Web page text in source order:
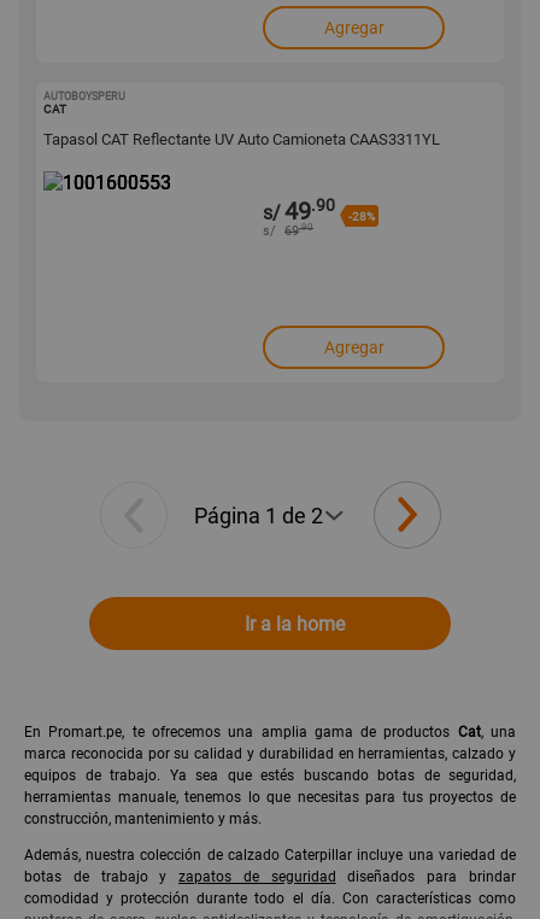
Agregar
AUTOBOYSPERU
CAT
Tapasol CAT Reflectante UV Auto Camioneta CAAS3311YL
s/49.90
-28%
s/ 69.90
Agregar
Ir a la home
En Promart.pe, te ofrecemos una amplia gama de productos Cat, una
marca reconocida por su calidad y durabilidad en herramientas, calzado y
equipos de trabajo. Ya sea que estés buscando botas de seguridad,
herramientas manuale, tenemos lo que necesitas para tus proyectos de
construcción, mantenimiento y más.
Además, nuestra colección de calzado Caterpillar incluye una variedad de
botas de trabajo yzapatos de seguridad
diseñados para brindar
comodidad y protección durante todo el día. Con características como